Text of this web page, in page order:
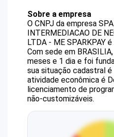
Sobre a empresa
O CNPJ da empresa
INTERMEDIACAO DE
LTDA - ME SPARKPAY é
Com sede em
meses e 1 dia e foi
sua situação cadastral é
atividade econômica é
licenciamento de
não-customizáveis.